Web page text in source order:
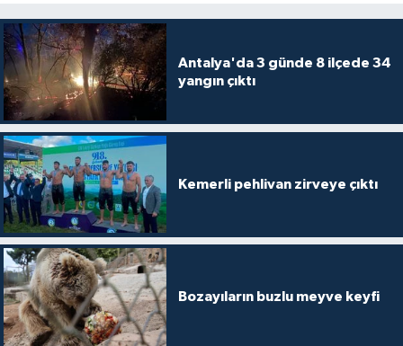
Antalya'da 3 günde 8 ilçede 34
yangın çıktı
Kemerli pehlivan zirveye çıktı
Bozayıların buzlu meyve keyfi